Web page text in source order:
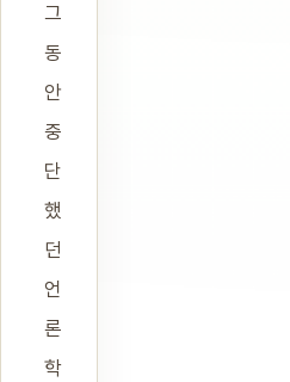
그
동
안
중
단
했
던
언
론
학